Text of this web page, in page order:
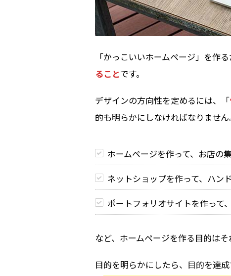
「かっこいいホームページ」を作
ることです。
デザインの方向性を定めるには、「
的も明らかにしなければなりません
ホームページを作って、お店の
ネットショップを作って、ハン
ポートフォリオサイトを作って
など、ホームページを作る目的はそ
目的を明らかにしたら、目的を達